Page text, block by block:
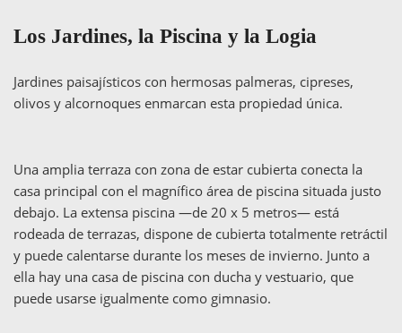
Los Jardines, la Piscina y la Logia
Jardines paisajísticos con hermosas palmeras, cipreses,
olivos y alcornoques enmarcan esta propiedad única.
Una amplia terraza con zona de estar cubierta conecta la
casa principal con el magnífico área de piscina situada justo
debajo. La extensa piscina —de 20 x 5 metros— está
rodeada de terrazas, dispone de cubierta totalmente retráctil
y puede calentarse durante los meses de invierno. Junto a
ella hay una casa de piscina con ducha y vestuario, que
puede usarse igualmente como gimnasio.